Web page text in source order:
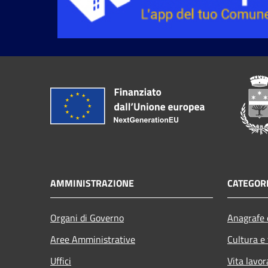
AMMINISTRAZIONE
Organi di Governo
Aree Amministrative
Uffici
Cultura
Vita